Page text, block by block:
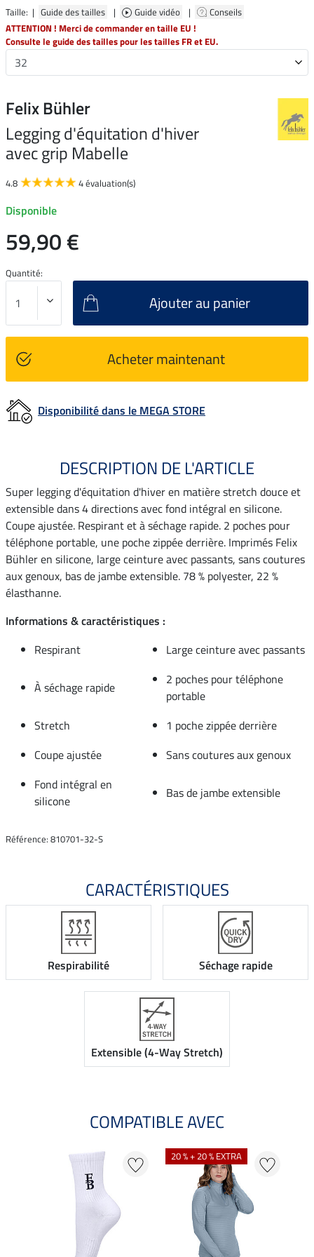
Taille: | Guide des tailles | Guide vidéo |
Conseils
ATTENTION ! Merci de commander en taille EU !
Consulte le guide des tailles pour les tailles FR et EU.
Felix Bühler
Legging d'équitation d'hiver
avec grip Mabelle
4.8 4 évaluation(s)
Disponible
59,90 €
Quantité:
Ajouter au panier
Acheter maintenant
Disponibilité dans le MEGA STORE
DESCRIPTION DE L'ARTICLE
Super legging d'équitation d'hiver en matière stretch douce et
extensible dans 4 directions avec fond intégral en silicone.
Coupe ajustée. Respirant et à séchage rapide. 2 poches pour
téléphone portable, une poche zippée derrière. Imprimés Felix
Bühler en silicone, large ceinture avec passants, sans coutures
aux genoux, bas de jambe extensible. 78 % polyester, 22 %
élasthanne.
Informations & caractéristiques :
Respirant
Large ceinture avec passants
À séchage rapide
2 poches pour téléphone
portable
Stretch
1 poche zippée derrière
Coupe ajustée
Sans coutures aux genoux
Fond intégral en
silicone
Bas de jambe extensible
Référence: 810701-32-S
CARACTÉRISTIQUES
Respirabilité Séchage rapide
Extensible (4-Way Stretch)
COMPATIBLE AVEC
20 % + 20 % EXTRA